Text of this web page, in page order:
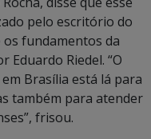
pelo escritório do
os fundamentos da
Eduardo Riedel. “O
Brasília está lá para
também para atender
frisou.